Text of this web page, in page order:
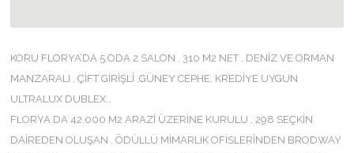
KORU FLORYA’DA 5 ODA 2 SALON , 310 M2 NET , DENİZ VE ORMAN
MANZARALI , ÇİFT GİRİŞLİ ,GÜNEY CEPHE, KREDİYE UYGUN
ULTRALUX DUBLEX…
FLORYA DA 42.000 M2 ARAZİ ÜZERİNE KURULU , 298 SEÇKİN
DAİREDEN OLUŞAN , ÖDÜLLÜ MİMARLIK OFİSLERİNDEN BRODWAY